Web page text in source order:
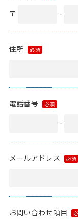
〒
-
住所
電話番号
-
メールアドレス
お問い合わせ項目